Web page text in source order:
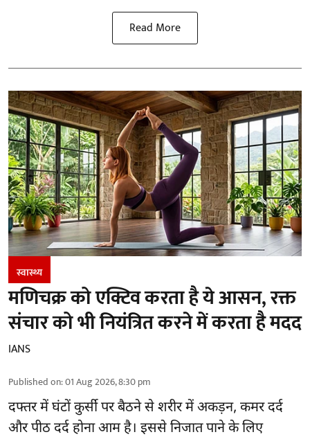
Read More
स्वास्थ्य
मणिचक्र को एक्टिव करता है ये आसन, रक्त
संचार को भी नियंत्रित करने में करता है मदद
IANS
Published on:01 Aug 2026, 8:30 pm
दफ्तर में घंटों कुर्सी पर बैठने से शरीर में अकड़न, कमर दर्द
औरपीठ दर्दहोना आम है। इससे निजात पाने के लिए